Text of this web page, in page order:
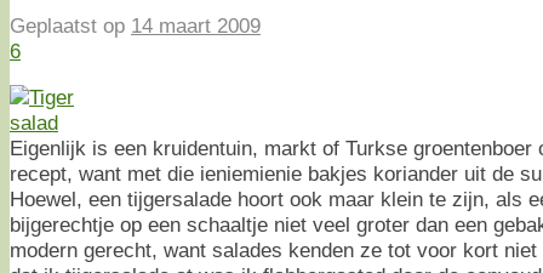
Geplaatst op 14 maart 2009
6
Eigenlijk is een kruidentuin, markt of Turkse groentenboer
recept, want met die ieniemienie bakjes koriander uit de
Hoewel, een tijgersalade hoort ook maar klein te zijn, als
bijgerechtje op een schaaltje niet veel groter dan een
modern gerecht, want salades kenden ze tot voor kort